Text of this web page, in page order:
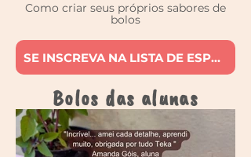
Como criar seus próprios sabores de
bolos
SE INSCREVA NA LISTA DE ESPERA
Bolos das alunas